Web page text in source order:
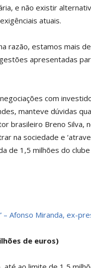
e não existir
atuais.
razão, estamos mais
apresentadas
com
manteve dúvidas
brasileiro Breno Silva,
na sociedade e
de 1,5 milhões do
– Afonso Miranda, ex-
de euros)